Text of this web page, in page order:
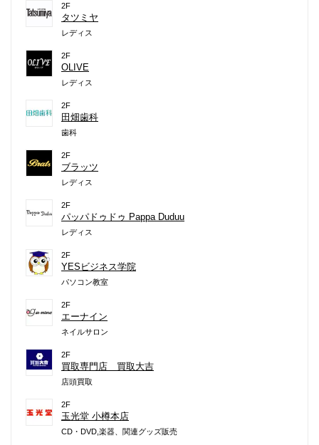
2F
タツミヤ
レディス
2F
OLIVE
レディス
2F
田畑歯科
歯科
2F
ブラッツ
レディス
2F
パッパドゥドゥ Pappa Duduu
レディス
2F
YESビジネス学院
パソコン教室
2F
エーナイン
ネイルサロン
2F
買取専門店 買取大吉
店頭買取
2F
玉光堂 小樽本店
CD・DVD,楽器、関連グッズ販売